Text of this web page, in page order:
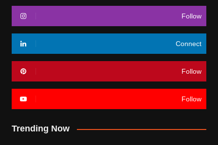
Follow
Connect
Follow
Follow
Trending Now